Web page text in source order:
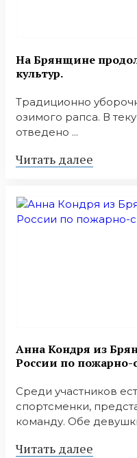
На Брянщине
культур.
Традиционно
озимого рапса. В
отведено ...
Читать далее
Анна Кондря из
России по пожарно-
Среди участников
спортсменки,
команду. Обе
Читать далее